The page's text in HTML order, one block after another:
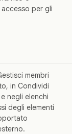
per gli
membri
in Condividi
negli elenchi
degli elementi